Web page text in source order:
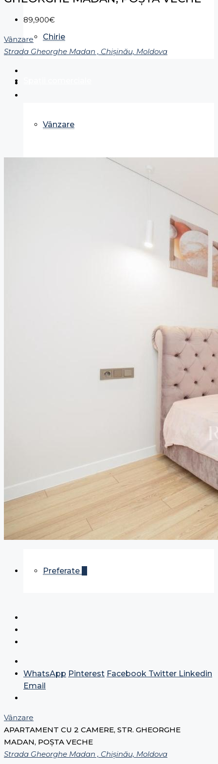
Chirie
Vânzare
Preferate
89,900€
Vânzare
Strada Gheorghe Madan , Chișinău, Moldova
WhatsApp Pinterest Facebook Twitter Linkedin
Email
Vânzare
APARTAMENT CU 2 CAMERE, STR. GHEORGHE
MADAN, POȘTA VECHE
Strada Gheorghe Madan , Chișinău, Moldova